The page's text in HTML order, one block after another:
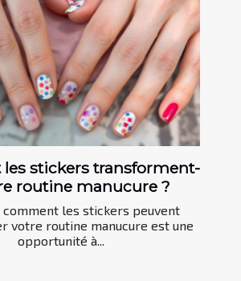
stickers transforment-
routine manucure ?
comment les stickers peuvent
votre routine manucure est une
opportunité à...